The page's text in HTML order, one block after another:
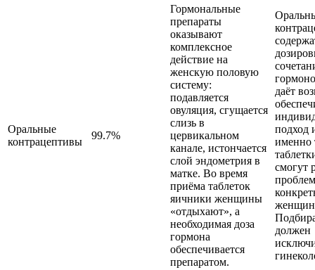
Оральные
контрацептивы
99.7%
Гормональные
препараты
оказывают
комплексное
действие на
женскую половую
систему:
подавляется
овуляция, сгущается
слизь в
цервикальном
канале, истончается
слой эндометрия в
матке. Во время
приёма таблеток
яичники женщины
«отдыхают», а
необходимая доза
гормона
обеспечивается
препаратом.
даёт
подход
именно
смогут
должен